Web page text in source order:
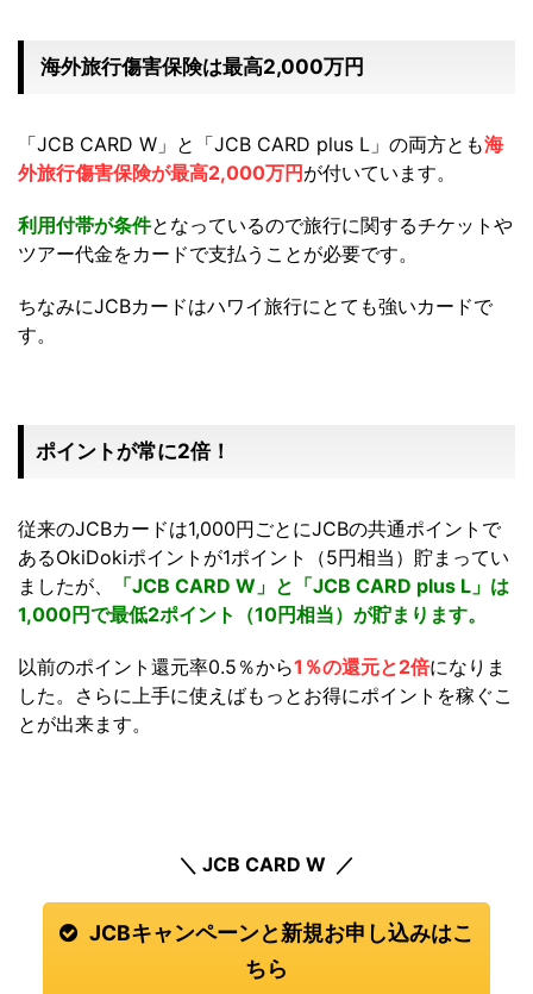
海外旅行傷害保険は最高2,000万円
「JCB CARD W」と「JCB CARD plus L」の両方とも海
外旅行傷害保険が最高2,000万円が付いています。
利用付帯が条件となっているので旅行に関するチケットや
ツアー代金をカードで支払うことが必要です。
ちなみにJCBカードはハワイ旅行にとても強いカードで
す。
ポイントが常に2倍！
従来のJCBカードは1,000円ごとにJCBの共通ポイントで
あるOkiDokiポイントが1ポイント（5円相当）貯まってい
ましたが、
「JCB CARD W」と「JCB CARD plus L」は
1,000円で最低2ポイント（10円相当）が貯まります。
以前のポイント還元率0.5％から1％の還元と2倍になりま
した。さらに上手に使えばもっとお得にポイントを稼ぐこ
とが出来ます。
＼ JCB CARD W ／
JCBキャンペーンと新規お申し込みはこ
ちら